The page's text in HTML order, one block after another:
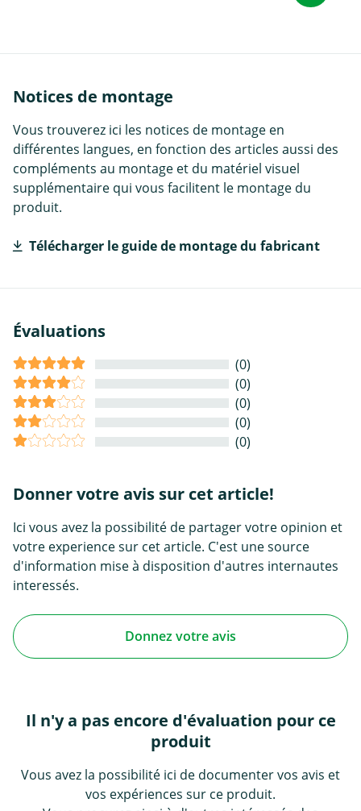
Notices de montage
Vous trouverez ici les notices de montage en
différentes langues, en fonction des articles aussi des
compléments au montage et du matériel visuel
supplémentaire qui vous facilitent le montage du
produit.
Télécharger le guide de montage du fabricant
Évaluations
(0)
(0)
(0)
(0)
(0)
Donner votre avis sur cet article!
Ici vous avez la possibilité de partager votre opinion et
votre experience sur cet article. C'est une source
d'information mise à disposition d'autres internautes
interessés.
Donnez votre avis
Il n'y a pas encore d'évaluation pour ce
produit
Vous avez la possibilité ici de documenter vos avis et
vos expériences sur ce produit.